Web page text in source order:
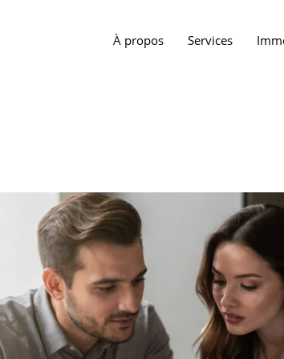
À propos Services